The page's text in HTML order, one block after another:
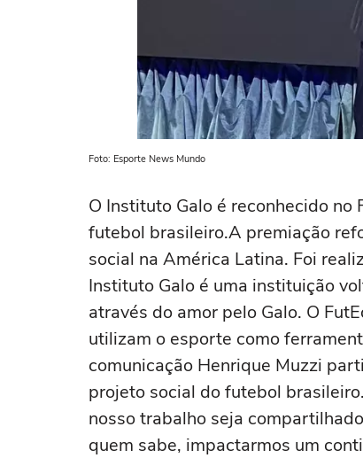
Foto: Esporte News Mundo
O Instituto Galo é reconhecido
futebol brasileiro.A premiação
social na América Latina. Foi
Instituto Galo é uma instituição
através do amor pelo Galo. O
utilizam o esporte como
comunicação Henrique Muzzi
projeto social do futebol
nosso trabalho seja
quem sabe, impactarmos um